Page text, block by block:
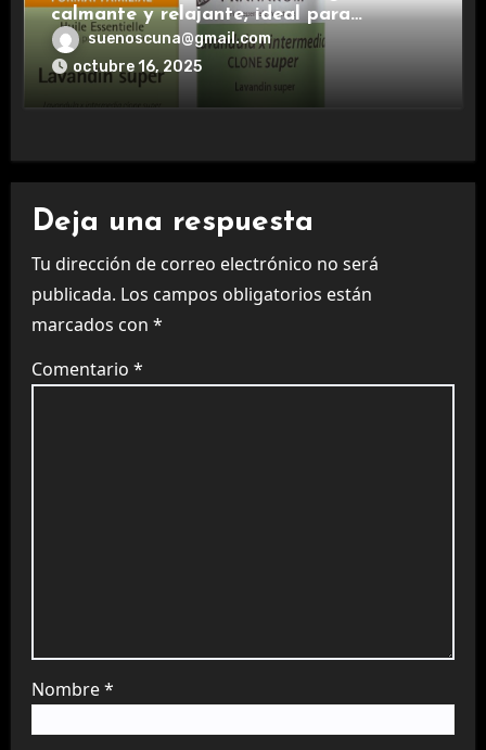
calmante y relajante, ideal para
aromaterapia.
suenoscuna@gmail.com
octubre 16, 2025
Deja una respuesta
Tu dirección de correo electrónico no será
publicada. Los campos obligatorios están
marcados con *
Comentario *
Nombre*